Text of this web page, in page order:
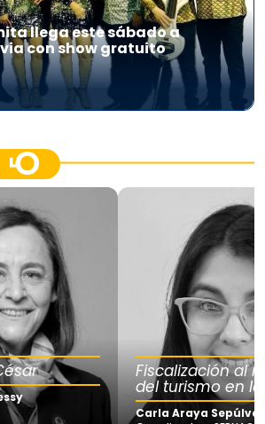
llega este sábado a
con show gratuito
Fiscalización al
del turismo en
Carla Araya